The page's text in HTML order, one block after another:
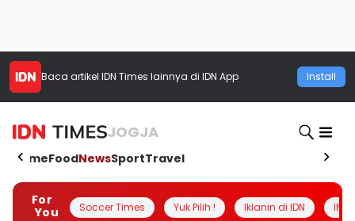
Baca artikel IDN Times lainnya di IDN App Install
JOGJA
HomeFoodNewsSportTravel
For
You
Soccer Times Yuk Pilih ! Iklanin di IDN